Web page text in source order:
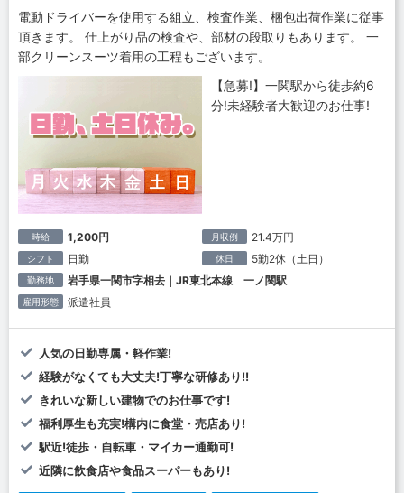
電動ドライバーを使用する組立、検査作業、梱包出荷作業に従事
頂きます。 仕上がり品の検査や、部材の段取りもあります。 一
部クリーンスーツ着用の工程もございます。
【急募!】一関駅から徒歩約6
分!未経験者大歓迎のお仕事!
時給 1,200円 月収例 21.4万円
シフト 日勤 休日 5勤2休（土日）
勤務地 岩手県一関市字相去｜JR東北本線 一ノ関駅
雇用形態 派遣社員
人気の日勤専属・軽作業!
経験がなくても大丈夫!丁寧な研修あり!!
きれいな新しい建物でのお仕事です!
福利厚生も充実!構内に食堂・売店あり!
駅近!徒歩・自転車・マイカー通勤可!
近隣に飲食店や食品スーパーもあり!